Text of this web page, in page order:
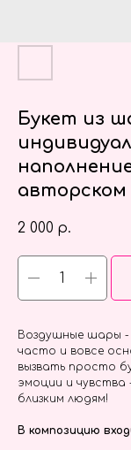
Букет из
2 000 р.
Воздушные шары -
часто и вовсе
вызвать просто
эмоции и чувства
близким людям!
В композицию